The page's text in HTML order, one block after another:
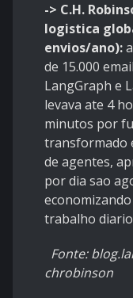
-> C.H.
logistica
envios/ano):
de 15.000
LangGraph e
levava ate 4
minutos por
transformado
de agentes,
por dia sao
trabalho
Fonte:
chrobinson